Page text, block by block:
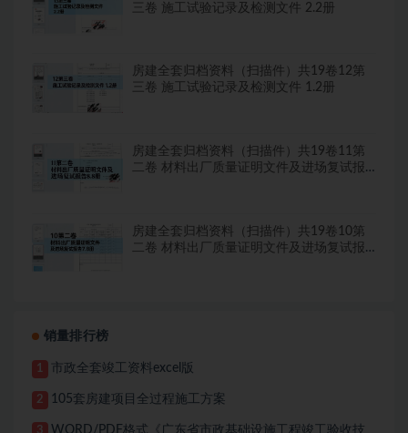
三卷 施工试验记录及检测文件 2.2册
房建全套归档资料（扫描件）共19卷12第
三卷 施工试验记录及检测文件 1.2册
房建全套归档资料（扫描件）共19卷11第
二卷 材料出厂质量证明文件及进场复试报
房建全套归档资料（扫描件）共19卷10第
二卷 材料出厂质量证明文件及进场复试报
销量排行榜
1 市政全套竣工资料excel版
2 105套房建项目全过程施工方案